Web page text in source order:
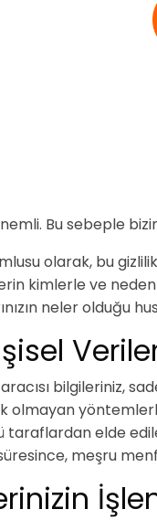
Bu sebeple
olarak, bu
kimlerle ve
neler olduğu
aracısı bilgileriniz,
taraflardan elde
meşru